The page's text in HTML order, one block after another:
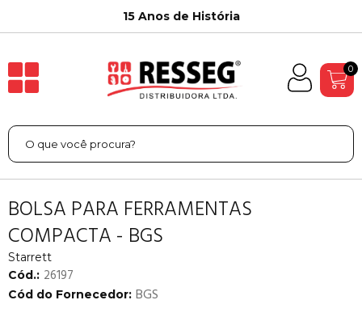
15 Anos de História
0
BOLSA PARA FERRAMENTAS
COMPACTA - BGS
Starrett
Cód.: 26197
Cód do Fornecedor: BGS